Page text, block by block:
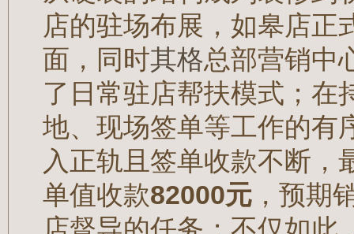
店的驻场布展，如皋店正
面，同时其格总部营销中
了日常驻店帮扶模式；在
地、现场签单等工作的有
入正轨且签单收款不断，
单值收款82000元 ，预期